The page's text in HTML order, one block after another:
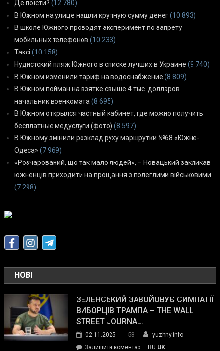
Де поїсти? (12 780)
В Южном на улице нашли крупную сумму денег(10 893)
В школе Южного проводят эксперимент по запрету
мобильных телефонов (10 233)
Таксі (10 158)
Нудистский пляж Южного в списке лучших в Украине (9 740)
В Южном изменили тариф на водоснабжение (8 809)
В Южном пойман на взятке свыше 4 тыс. долларов
начальник военкомата (8 695)
В Южном открылся частный кабинет, где можно получить
бесплатные медуслуги (фото) (8 597)
В Южному змінили розклад руху маршрутки №68 «Южне-
Одеса» (7 969)
«Розчарований, що так мало людей», – Новацький закликав
южненців приходити на прощання з полеглими військовими
(7 298)
НОВІ
ЗЕЛЕНСЬКИЙ ЗАВОЙОВУЄ СИМПАТІЇ
ВИБОРЦІВ ТРАМПА – THE WALL
STREET JOURNAL.
02.11.2025 53
yuzhny.info
Залишити коментарon
RU UK